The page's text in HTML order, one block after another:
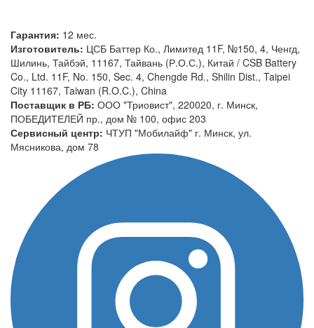
Гарантия: 12 мес.
Изготовитель: ЦСБ Баттер Ко., Лимитед 11F, №150, 4, Ченгд,
Шилинь, Тайбэй, 11167, Тайвань (Р.О.С.), Китай / CSB Battery
Co., Ltd. 11F, No. 150, Sec. 4, Chengde Rd., Shilin Dist., Taipei
City 11167, Taiwan (R.O.C.), China
Поставщик в РБ: ООО "Триовист", 220020, г. Минск,
ПОБЕДИТЕЛЕЙ пр., дом № 100, офис 203
Сервисный центр: ЧТУП "Мобилайф" г. Минск, ул.
Мясникова, дом 78